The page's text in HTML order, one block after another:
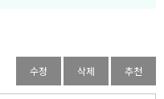
수정 삭제 추천